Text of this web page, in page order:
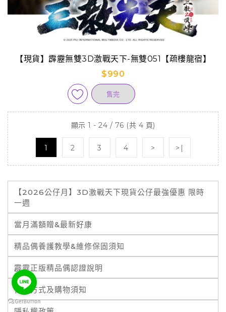
【現貨】霹靂無雙3D激戰天下-無雙051【疏樓龍宿】
$990
售完
顯示 1 - 24 / 76 (共 4 頁)
1 2 3 4 > >|
【2026公仔月】3D激戰天下現貨公仔最強優惠 限時
一週
當月滿額贈&最新好康
精品偶養護教學&維修保固須知
霹靂正版精品偶認證說明
付款方式及購物須知